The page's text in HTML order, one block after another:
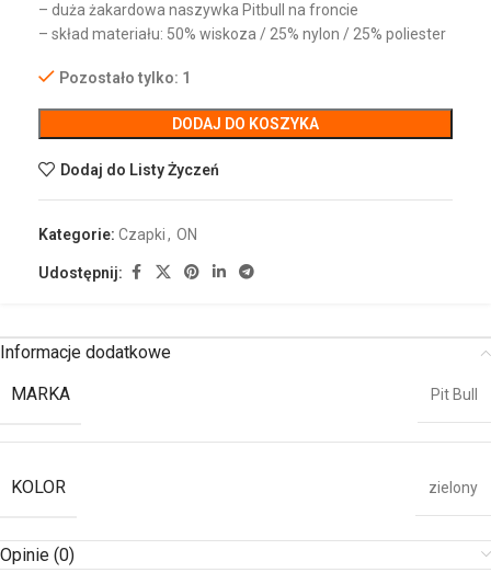
– duża żakardowa naszywka Pitbull na froncie
– skład materiału: 50% wiskoza / 25% nylon / 25% poliester
Pozostało tylko: 1
DODAJ DO KOSZYKA
Dodaj do Listy Życzeń
Kategorie: Czapki, ON
Udostępnij:
Informacje dodatkowe
MARKA
Pit Bull
KOLOR zielony
Opinie (0)